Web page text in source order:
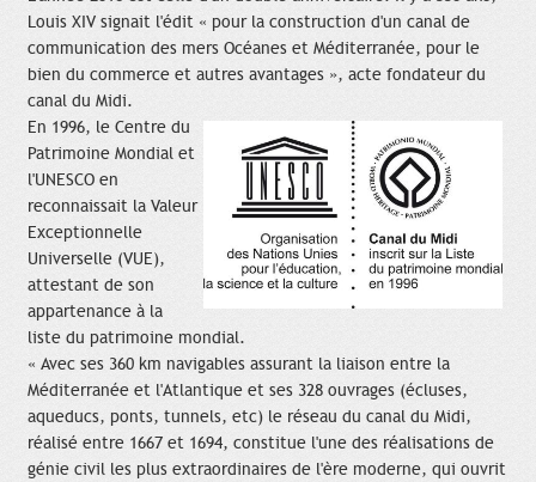
Louis XIV signait l'édit « pour la construction d'un canal de
communication des mers Océanes et Méditerranée, pour le
bien du commerce et autres avantages », acte fondateur du
canal du Midi.
En 1996, le Centre du
Patrimoine Mondial et
l'UNESCO en
reconnaissait la Valeur
Exceptionnelle
Universelle (VUE),
attestant de son
appartenance à la
liste du patrimoine mondial.
« Avec ses 360 km navigables assurant la liaison entre la
Méditerranée et l'Atlantique et ses 328 ouvrages (écluses,
aqueducs, ponts, tunnels, etc) le réseau du canal du Midi,
réalisé entre 1667 et 1694, constitue l'une des réalisations de
génie civil les plus extraordinaires de l'ère moderne, qui ouvrit